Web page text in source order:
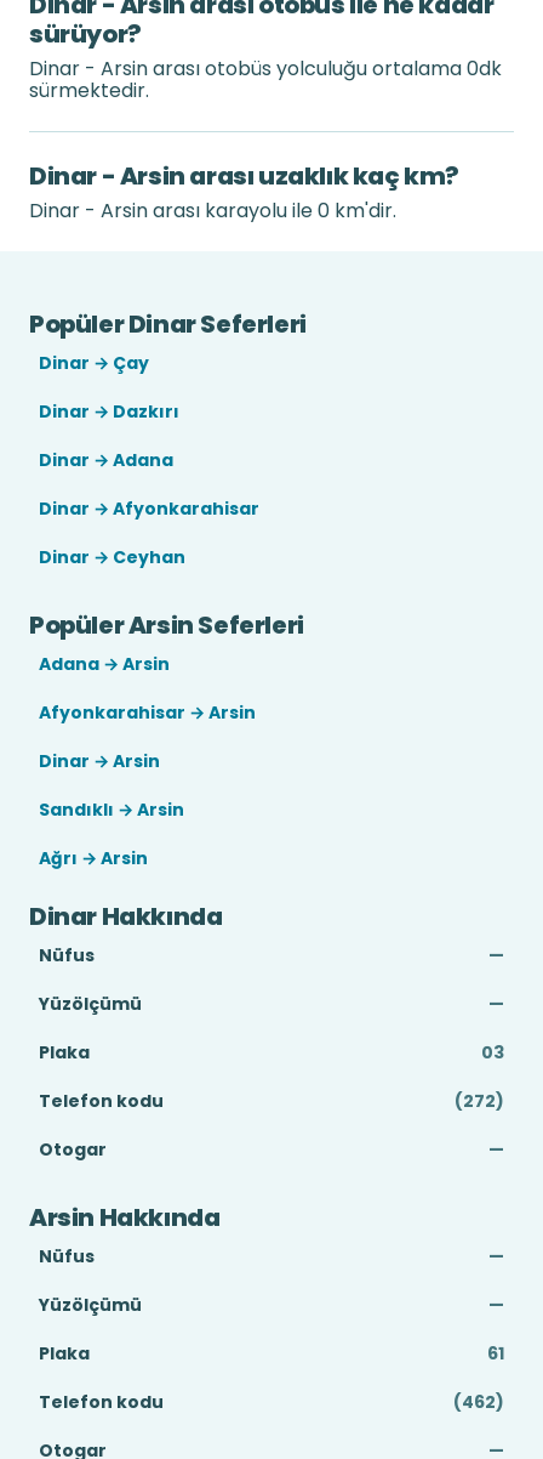
sürüyor?
Dinar - Arsin arası otobüs yolculuğu ortalama 0dk
sürmektedir.
Dinar - Arsin arası uzaklık kaç km?
Dinar - Arsin arası karayolu ile 0 km'dir.
Popüler Dinar Seferleri
Dinar → Çay
Dinar → Dazkırı
Dinar → Adana
Dinar → Afyonkarahisar
Dinar → Ceyhan
Popüler Arsin Seferleri
Adana → Arsin
Afyonkarahisar → Arsin
Dinar → Arsin
Sandıklı → Arsin
Ağrı → Arsin
Dinar Hakkında
Nüfus
—
Yüzölçümü
—
Plaka
03
Telefon kodu
(272)
Otogar
—
Arsin Hakkında
Nüfus
—
Yüzölçümü
—
Plaka
61
Telefon kodu
(462)
Otogar
—